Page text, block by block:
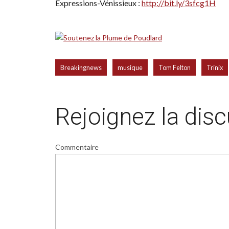
Expressions-Vénissieux : http://bit.ly/3sfcg1H
Breakingnews musique Tom Felton Trinix
Rejoignez la
Commentaire